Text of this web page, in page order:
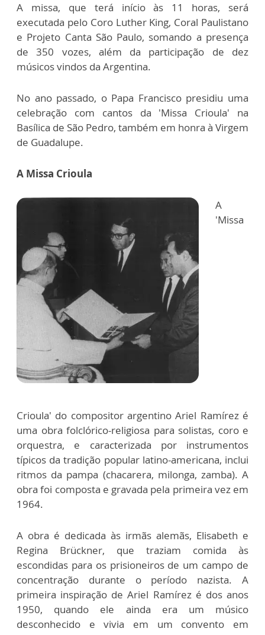
A missa, que terá início às 11 horas, será
executada pelo Coro Luther King, Coral Paulistano
e Projeto Canta São Paulo, somando a presença
de 350 vozes, além da participação de dez
músicos vindos da Argentina.
No ano passado, o Papa Francisco presidiu uma
celebração com cantos da 'Missa Crioula' na
Basílica de São Pedro, também em honra à Virgem
de Guadalupe.
A Missa Crioula
A
'Missa
Crioula' do compositor argentino Ariel Ramírez é
uma obra folclórico-religiosa para solistas, coro e
orquestra, e caracterizada por instrumentos
típicos da tradição popular latino-americana, inclui
ritmos da pampa (chacarera, milonga, zamba). A
obra foi composta e gravada pela primeira vez em
1964.
A obra é dedicada às irmãs alemãs, Elisabeth e
Regina Brückner, que traziam comida às
escondidas para os prisioneiros de um campo de
concentração durante o período nazista. A
primeira inspiração de Ariel Ramírez é dos anos
1950, quando ele ainda era um músico
desconhecido e vivia em um convento em